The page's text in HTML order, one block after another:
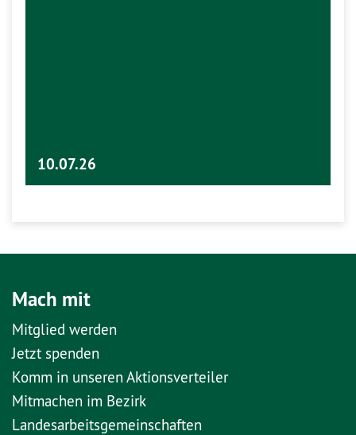
10.07.26
Mach mit
Mitglied werden
Jetzt spenden
Komm in unseren Aktionsverteiler
Mitmachen im Bezirk
Landesarbeitsgemeinschaften